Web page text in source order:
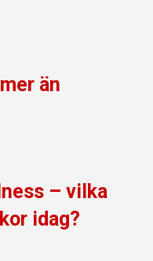
än
– vilka
idag?